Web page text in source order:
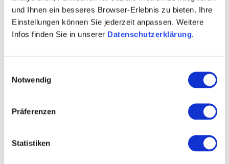
und Ihnen ein besseres Browser-Erlebnis zu bieten. Ihre
Einstellungen können Sie jederzeit anpassen. Weitere
Infos finden Sie in unserer Datenschutzerklärung.
Notwendig
Präferenzen
Statistiken
unsere Gelees auf einem knusprigen Baguette zu
frischem Salat. An der festlichen Tafel haben sie ihre
klassische Rolle zur Putenbrust, zum Roastbeef oder